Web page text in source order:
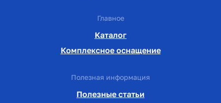
Главное
Каталог
Комплексное оснащение
Полезная информация
Полезные статьи